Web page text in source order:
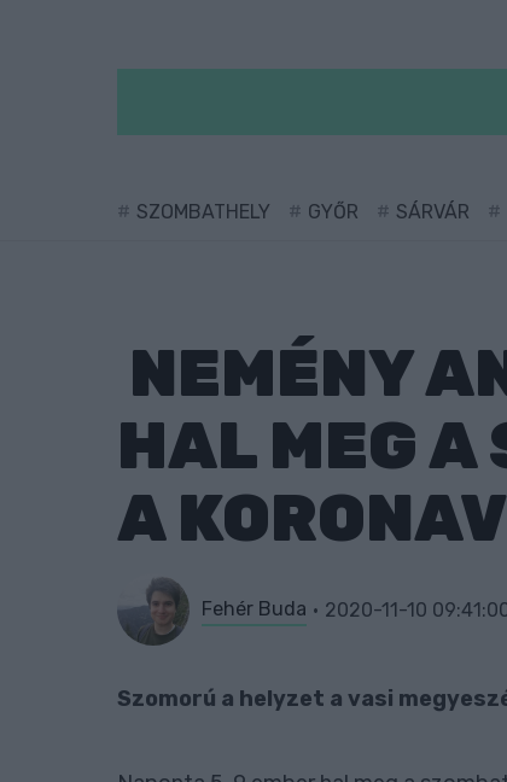
SZOMBATHELY GYŐR SÁRVÁR
NEMÉNY
HAL MEG
A
Fehér Buda 2020-11-10
Szomorú a helyzet a vasi